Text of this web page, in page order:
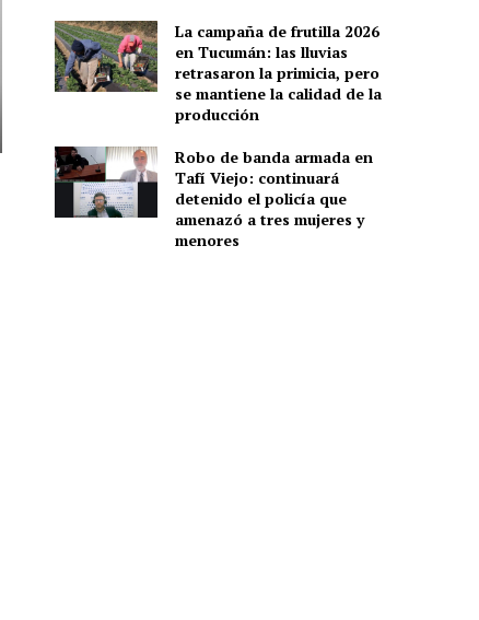
La campaña de frutilla 2026
en Tucumán: las lluvias
retrasaron la primicia, pero
se mantiene la calidad de la
producción
Robo de banda armada en
Tafí Viejo: continuará
detenido el policía que
amenazó a tres mujeres y
menores